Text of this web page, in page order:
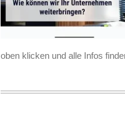
oben klicken und alle Infos